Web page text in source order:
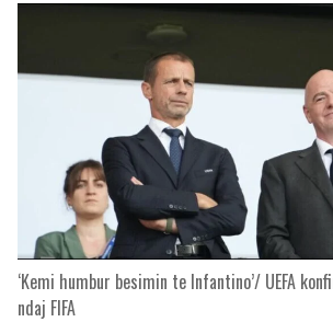
‘Kemi humbur besimin te Infantino’/ UEFA
ndaj FIFA